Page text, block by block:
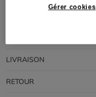
LIVRAISON
RETOUR
Gérer cookies